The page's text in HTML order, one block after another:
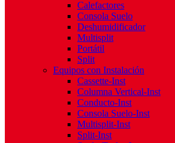
Calefactores
Consola Suelo
Deshumidificador
Multisplit
Portátil
Split
Equipos con Instalación
Cassette-Inst
Columna Vertical-Inst
Conducto-Inst
Consola Suelo-Inst
Multisplit-Inst
Split-Inst